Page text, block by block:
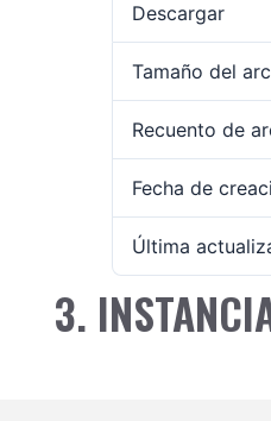
Descargar
Tamaño del
Recuento de
Fecha de
Última
3.